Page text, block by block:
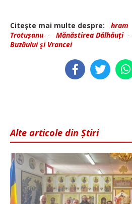
Citeşte mai multe despre: hram
Trotușanu- Mănăstirea Dălhăuți-
Buzăului şi Vrancei
Alte articole din Știri